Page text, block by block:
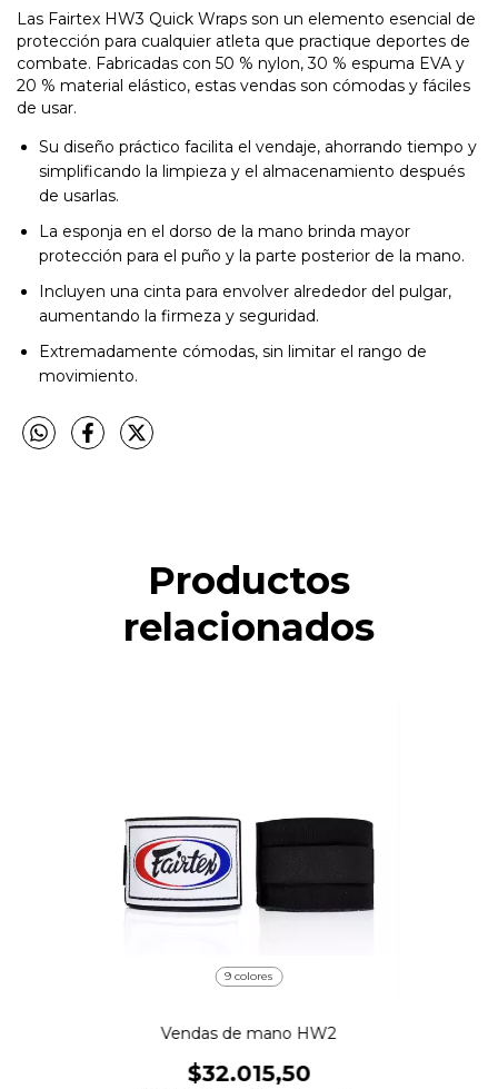
Las Fairtex HW3 Quick Wraps son un elemento esencial de
protección para cualquier atleta que practique deportes de
combate. Fabricadas con 50 % nylon, 30 % espuma EVA y
20 % material elástico, estas vendas son cómodas y fáciles
de usar.
Su diseño práctico facilita el vendaje, ahorrando tiempo y
simplificando la limpieza y el almacenamiento después
de usarlas.
La esponja en el dorso de la mano brinda mayor
protección para el puño y la parte posterior de la mano.
Incluyen una cinta para envolver alrededor del pulgar,
aumentando la firmeza y seguridad.
Extremadamente cómodas, sin limitar el rango de
movimiento.
Productos
relacionados
9 colores
Vendas de mano HW2
$32.015,50